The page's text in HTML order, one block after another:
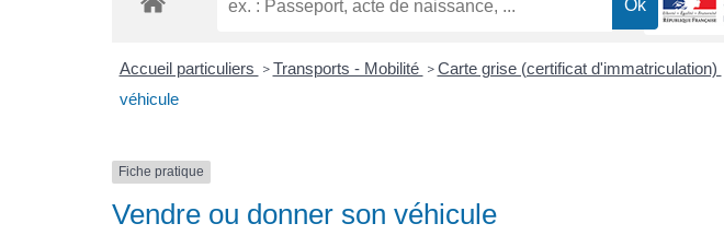
Accueil particuliers > Transports - Mobilité > Carte grise (certificat d'immatriculation)
véhicule
Fiche pratique
Vendre ou donner son véhicule